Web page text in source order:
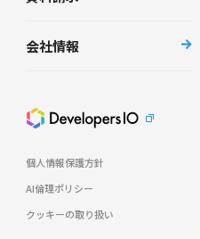
会社情報
個人情報保護方針
AI倫理ポリシー
クッキーの取り扱い